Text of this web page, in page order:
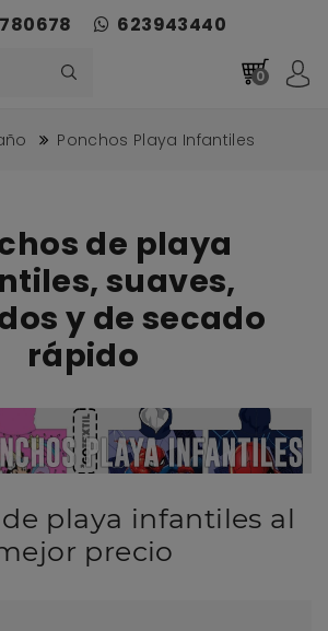
623943440
0
Ponchos Playa Infantiles
de playa
suaves,
y de secado
rápido
playa infantiles al
precio